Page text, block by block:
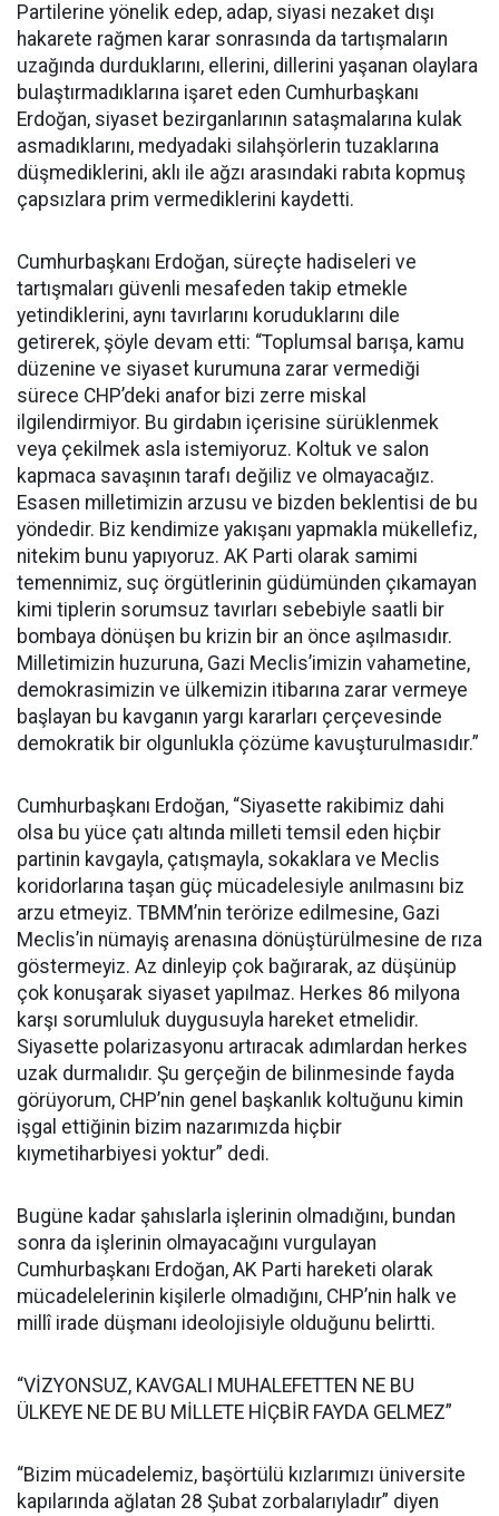
Partilerine yönelik edep, adap, siyasi nezaket dışı
hakarete rağmen karar sonrasında da tartışmaların
uzağında durduklarını, ellerini, dillerini yaşanan olaylara
bulaştırmadıklarına işaret eden Cumhurbaşkanı
Erdoğan, siyaset bezirganlarının sataşmalarına kulak
asmadıklarını, medyadaki silahşörlerin tuzaklarına
düşmediklerini, aklı ile ağzı arasındaki rabıta kopmuş
çapsızlara prim vermediklerini kaydetti.
Cumhurbaşkanı Erdoğan, süreçte hadiseleri ve
tartışmaları güvenli mesafeden takip etmekle
yetindiklerini, aynı tavırlarını koruduklarını dile
getirerek, şöyle devam etti: “Toplumsal barışa, kamu
düzenine ve siyaset kurumuna zarar vermediği
sürece CHP’deki anafor bizi zerre miskal
ilgilendirmiyor. Bu girdabın içerisine sürüklenmek
veya çekilmek asla istemiyoruz. Koltuk ve salon
kapmaca savaşının tarafı değiliz ve olmayacağız.
Esasen milletimizin arzusu ve bizden beklentisi de bu
yöndedir. Biz kendimize yakışanı yapmakla mükellefiz,
nitekim bunu yapıyoruz. AK Parti olarak samimi
temennimiz, suç örgütlerinin güdümünden çıkamayan
kimi tiplerin sorumsuz tavırları sebebiyle saatli bir
bombaya dönüşen bu krizin bir an önce aşılmasıdır.
Milletimizin huzuruna, Gazi Meclis’imizin vahametine,
demokrasimizin ve ülkemizin itibarına zarar vermeye
başlayan bu kavganın yargı kararları çerçevesinde
demokratik bir olgunlukla çözüme kavuşturulmasıdır.”
Cumhurbaşkanı Erdoğan, “Siyasette rakibimiz dahi
olsa bu yüce çatı altında milleti temsil eden hiçbir
partinin kavgayla, çatışmayla, sokaklara ve Meclis
koridorlarına taşan güç mücadelesiyle anılmasını biz
arzu etmeyiz. TBMM’nin terörize edilmesine, Gazi
Meclis’in nümayiş arenasına dönüştürülmesine de rıza
göstermeyiz. Az dinleyip çok bağırarak, az düşünüp
çok konuşarak siyaset yapılmaz. Herkes 86 milyona
karşı sorumluluk duygusuyla hareket etmelidir.
Siyasette polarizasyonu artıracak adımlardan herkes
uzak durmalıdır. Şu gerçeğin de bilinmesinde fayda
görüyorum, CHP’nin genel başkanlık koltuğunu kimin
işgal ettiğinin bizim nazarımızda hiçbir
kıymetiharbiyesi yoktur” dedi.
Bugüne kadar şahıslarla işlerinin olmadığını, bundan
sonra da işlerinin olmayacağını vurgulayan
Cumhurbaşkanı Erdoğan, AK Parti hareketi olarak
mücadelelerinin kişilerle olmadığını, CHP’nin halk ve
millî irade düşmanı ideolojisiyle olduğunu belirtti.
“VİZYONSUZ, KAVGALI MUHALEFETTEN NE BU
ÜLKEYE NE DE BU MİLLETE HİÇBİR FAYDA GELMEZ”
“Bizim mücadelemiz, başörtülü kızlarımızı üniversite
kapılarında ağlatan 28 Şubat zorbalarıyladır” diyen